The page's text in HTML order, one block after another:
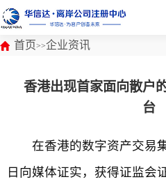
首页>>企业资讯
香港出现首家面向散户
台
在香港的数字资产交易集
日向媒体证实，获得证监会